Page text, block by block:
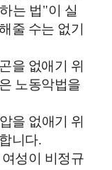
는 법"이 실
줄 수는 없기
을 없애기 위
노동악법을
을 없애기 위
니다.
성이 비정규